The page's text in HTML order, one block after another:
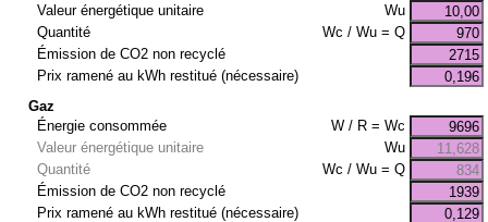
Valeur énergétique unitaire
Wu
Quantité
Wc / Wu = Q
Émission de CO2 non recyclé
Prix ramené au kWh restitué (nécessaire)
Gaz
Énergie consommée
W / R = Wc
Valeur énergétique unitaire
Wu
Quantité
Wc / Wu = Q
Émission de CO2 non recyclé
Prix ramené au kWh restitué (nécessaire)